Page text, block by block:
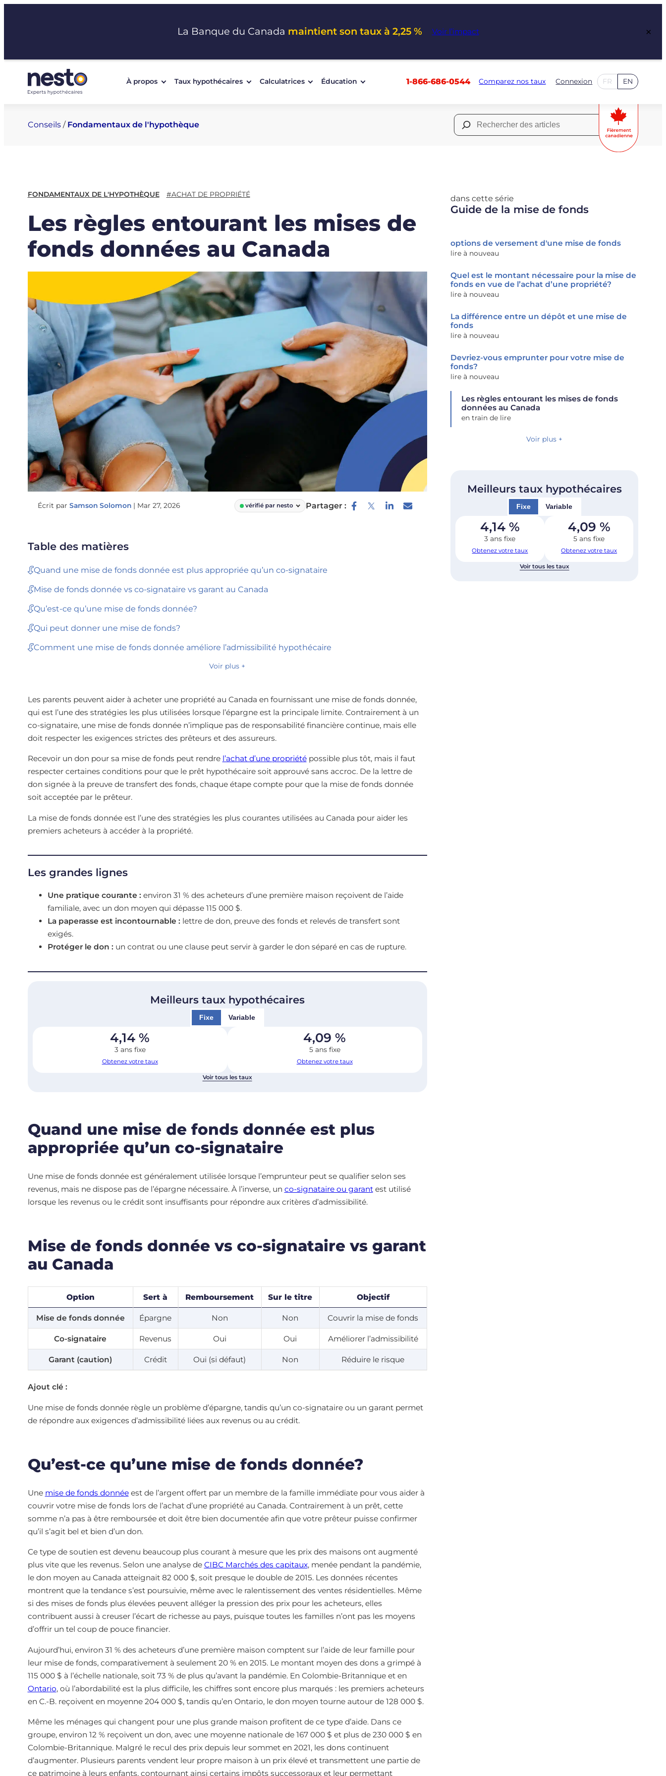
La Banque du Canada maintient son taux à 2,25 % Voir l’impact ×
À propos Taux hypothécaires Calculatrices Éducation 1-866-686-0544 Comparez nos taux Connexion FR EN
Conseils/ Fondamentaux de l'hypothèque Rechercher :
FONDAMENTAUX DE L'HYPOTHÈQUE #ACHAT DE PROPRIÉTÉ
Les règles entourant les mises de
fonds données au Canada
Écrit par Samson Solomon | Mar 27, 2026 vérifié par nesto Partager :
Table des matières
Quand une mise de fonds donnée est plus appropriée qu’un co-signataire
Mise de fonds donnée vs co-signataire vs garant au Canada
Qu’est-ce qu’une mise de fonds donnée?
Qui peut donner une mise de fonds?
Comment une mise de fonds donnée améliore l’admissibilité hypothécaire
Voir plus +
Les parents peuvent aider à acheter une propriété au Canada en fournissant une mise de fonds donnée,
qui est l’une des stratégies les plus utilisées lorsque l’épargne est la principale limite. Contrairement à un
co-signataire, une mise de fonds donnée n’implique pas de responsabilité financière continue, mais elle
doit respecter les exigences strictes des prêteurs et des assureurs.
Recevoir un don pour sa mise de fonds peut rendre l’achat d’une propriétépossible plus tôt, mais il faut
respecter certaines conditions pour que le prêt hypothécaire soit approuvé sans accroc. De la lettre de
don signée à la preuve de transfert des fonds, chaque étape compte pour que la mise de fonds donnée
soit acceptée par le prêteur.
La mise de fonds donnée est l’une des stratégies les plus courantes utilisées au Canada pour aider les
premiers acheteurs à accéder à la propriété.
Les grandes lignes
Une pratique courante : environ 31 % des acheteurs d’une première maison reçoivent de l’aide
familiale, avec un don moyen qui dépasse 115 000 $.
La paperasse est incontournable : lettre de don, preuve des fonds et relevés de transfert sont
exigés.
Protéger le don : un contrat ou une clause peut servir à garder le don séparé en cas de rupture.
Meilleurs taux hypothécaires
Fixe Variable
4,14 %
3 ans fixe
Obtenez votre taux
4,09 %
5 ans fixe
Obtenez votre taux
Voir tous les taux
Quand une mise de fonds donnée est plus
appropriée qu’un co-signataire
Une mise de fonds donnée est généralement utilisée lorsque l’emprunteur peut se qualifier selon ses
revenus, mais ne dispose pas de l’épargne nécessaire. À l’inverse, un co-signataire ou garantest utilisé
lorsque les revenus ou le crédit sont insuffisants pour répondre aux critères d’admissibilité.
Mise de fonds donnée vs co-signataire vs garant
au Canada
Option Sert à Remboursement Sur le titre Objectif
Mise de fonds donnée Épargne Non Non Couvrir la mise de fonds
Co-signataire Revenus Oui Oui Améliorer l’admissibilité
Garant (caution) Crédit Oui (si défaut) Non Réduire le risque
Ajout clé :
Une mise de fonds donnée règle un problème d’épargne, tandis qu’un co-signataire ou un garant permet
de répondre aux exigences d’admissibilité liées aux revenus ou au crédit.
Qu’est-ce qu’une mise de fonds donnée?
Une mise de fonds donnéeest de l’argent offert par un membre de la famille immédiate pour vous aider à
couvrir votre mise de fonds lors de l’achat d’une propriété au Canada. Contrairement à un prêt, cette
somme n’a pas à être remboursée et doit être bien documentée afin que votre prêteur puisse confirmer
qu’il s’agit bel et bien d’un don.
Ce type de soutien est devenu beaucoup plus courant à mesure que les prix des maisons ont augmenté
plus vite que les revenus. Selon une analyse de CIBC Marchés des capitaux, menée pendant la pandémie,
le don moyen au Canada atteignait 82 000 $, soit presque le double de 2015. Les données récentes
montrent que la tendance s’est poursuivie, même avec le ralentissement des ventes résidentielles. Même
si des mises de fonds plus élevées peuvent alléger la pression des prix pour les acheteurs, elles
contribuent aussi à creuser l’écart de richesse au pays, puisque toutes les familles n’ont pas les moyens
d’offrir un tel coup de pouce financier.
Aujourd’hui, environ 31 % des acheteurs d’une première maison comptent sur l’aide de leur famille pour
leur mise de fonds, comparativement à seulement 20 % en 2015. Le montant moyen des dons a grimpé à
115 000 $ à l’échelle nationale, soit 73 % de plus qu’avant la pandémie. En Colombie-Britannique et en
Ontario, où l’abordabilité est la plus difficile, les chiffres sont encore plus marqués : les premiers acheteurs
en C.-B. reçoivent en moyenne 204 000 $, tandis qu’en Ontario, le don moyen tourne autour de 128 000 $.
Même les ménages qui changent pour une plus grande maison profitent de ce type d’aide. Dans ce
groupe, environ 12 % reçoivent un don, avec une moyenne nationale de 167 000 $ et plus de 230 000 $ en
Colombie-Britannique. Malgré le recul des prix depuis leur sommet en 2021, les dons continuent
d’augmenter. Plusieurs parents vendent leur propre maison à un prix élevé et transmettent une partie de
ce patrimoine à leurs enfants, contournant ainsi certains impôts successoraux et leur permettant
dans cette série
Guide de la mise de fonds
options de versement d'une mise de fonds
lire à nouveau
Quel est le montant nécessaire pour la mise de
fonds en vue de l’achat d’une propriété?
lire à nouveau
La différence entre un dépôt et une mise de
fonds
lire à nouveau
Devriez-vous emprunter pour votre mise de
fonds?
lire à nouveau
Les règles entourant les mises de fonds
données au Canada
en train de lire
Voir plus +
Meilleurs taux hypothécaires
Fixe Variable
4,14 %
3 ans fixe
Obtenez votre taux
4,09 %
5 ans fixe
Obtenez votre taux
Voir tous les taux